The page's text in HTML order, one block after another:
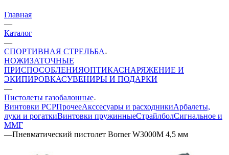
Главная
—
Каталог
—
СПОРТИВНАЯ СТРЕЛЬБА
НОЖИЗАТОЧНЫЕ
ПРИСПОСОБЛЕНИЯОПТИКАСНАРЯЖЕНИЕ И
ЭКИПИРОВКАСУВЕНИРЫ И ПОДАРКИ
—
Пистолеты газобалонные
Винтовки PCPПрочееАкссесуары и расходникиАрбалеты,
луки и рогаткиВинтовки пружинныеСтрайлболСигнальное и
ММГ
—Пневматический пистолет Borner W3000M 4,5 мм